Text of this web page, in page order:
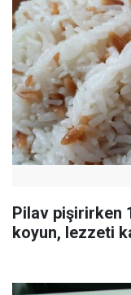
Pilav pişirirken
koyun, lezzeti